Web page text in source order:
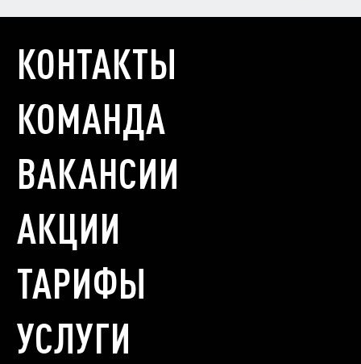
КОНТАКТЫ
КОМАНДА
ВАКАНСИИ
АКЦИИ
ТАРИФЫ
УСЛУГИ